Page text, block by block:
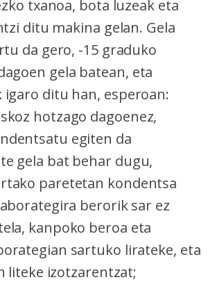
txanoa, bota luzeak eta
ditu makina gelan. Gela
da gero, -15 graduko
gela batean, eta
ditu han, esperoan:
hotzago dagoenez,
egiten da
gela bat behar dugu,
paretetan kondentsa
berorik sar ez
kanpoko beroa eta
sartuko lirateke, eta
liteke izotzarentzat;